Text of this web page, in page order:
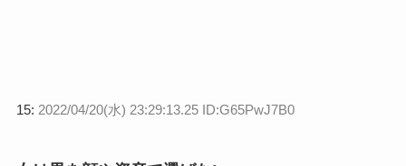
15: 2022/04/20(水) 23:29:13.25 ID:G65PwJ7B0